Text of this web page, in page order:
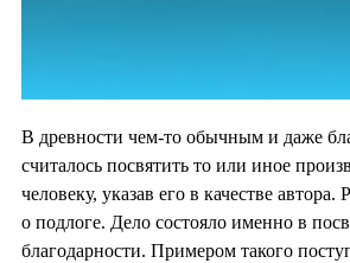
В древности чем-то обычным и даже
считалось посвятить то или иное
человеку, указав его в качестве автора.
о подлоге. Дело состояло именно в
благодарности. Примером такого